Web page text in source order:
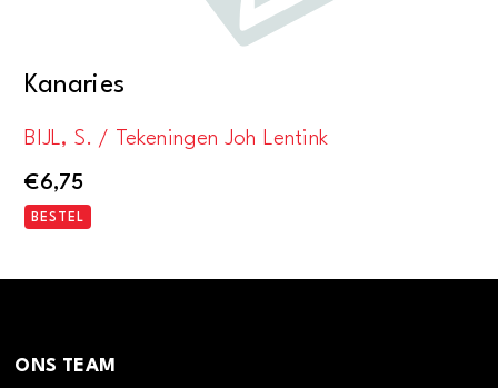
Kanaries
BIJL, S. / Tekeningen Joh Lentink
€6,75
BESTEL
ONS TEAM